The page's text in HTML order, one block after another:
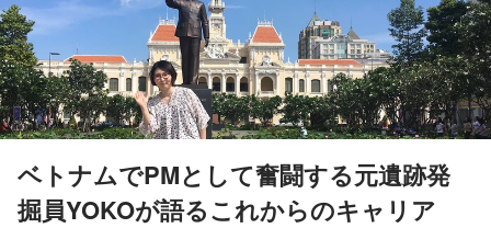
ベトナムでPMとして奮闘する元遺跡発
掘員YOKOが語るこれからのキャリア